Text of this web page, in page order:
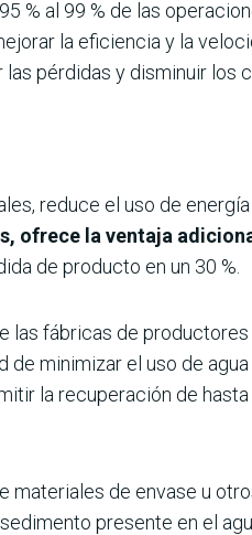
% al 99 % de las
la eficiencia y la
pérdidas y disminuir los
reduce el uso de energía
ofrece la ventaja
de producto en un 30 %.
las fábricas de
minimizar el uso de agua
la recuperación de
materiales de envase u
presente en el